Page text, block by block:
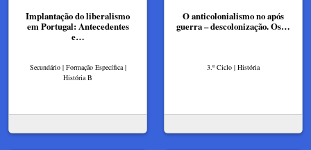
Implantação do liberalismo
em Portugal: Antecedentes
e…
Secundário | Formação Específica |
História B
O anticolonialismo no após
guerra – descolonização. Os…
3.º Ciclo | História